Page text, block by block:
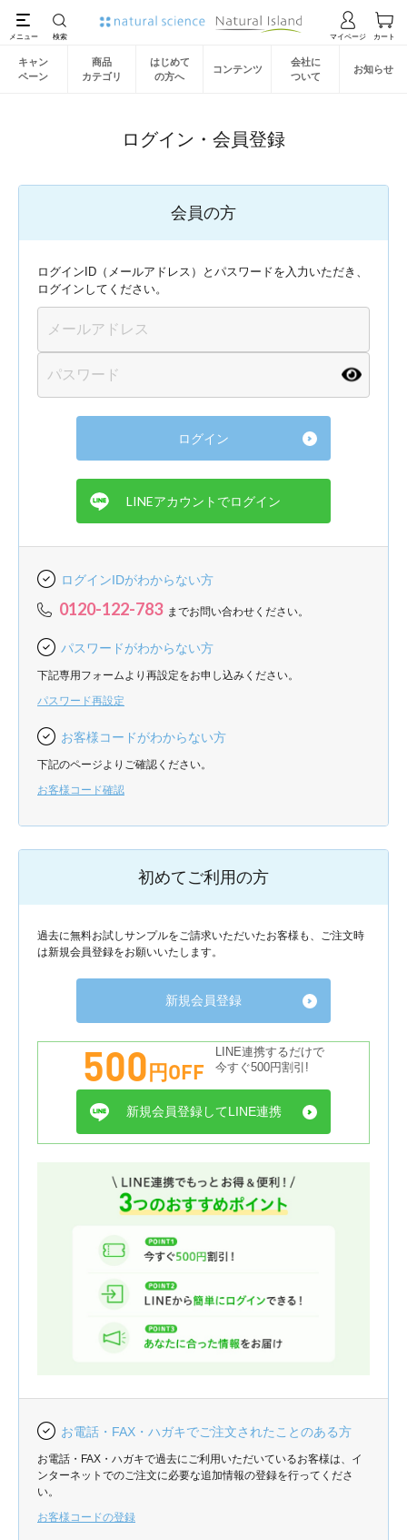
キャン
ペーン
商品
カテゴリ
はじめて
の方へ
コンテンツ
会社に
ついて
お知らせ
ログイン・会員登録
会員の方
ログインID（メールアドレス）とパスワードを入力いただき、
ログインしてください。
ログインIDがわからない方
0120-122-783 までお問い合わせください。
パスワードがわからない方
下記専用フォームより再設定をお申し込みください。
パスワード再設定
お客様コードがわからない方
下記のページよりご確認ください。
お客様コード確認
初めてご利用の方
過去に無料お試しサンプルをご請求いただいたお客様も、ご注文時
は新規会員登録をお願いいたします。
新規会員登録
500円OFF
LINE連携するだけで
今すぐ500円割引!
新規会員登録してLINE連携
お電話・FAX・ハガキでご注文されたことのある方
お電話・FAX・ハガキで過去にご利用いただいているお客様は、イ
ンターネットでのご注文に必要な追加情報の登録を行ってくださ
い。
お客様コードの登録